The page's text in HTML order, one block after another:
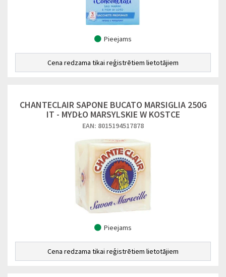
Pieejams
Cena redzama tikai reģistrētiem lietotājiem
CHANTECLAIR SAPONE BUCATO MARSIGLIA 250G
IT - MYDŁO MARSYLSKIE W KOSTCE
EAN: 8015194517878
Pieejams
Cena redzama tikai reģistrētiem lietotājiem